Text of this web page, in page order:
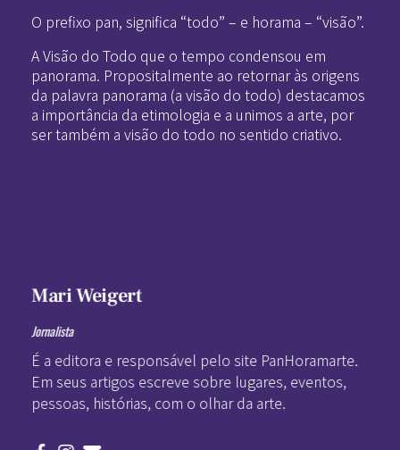
O prefixo pan, significa “todo” – e horama – “visão”.
A Visão do Todo que o tempo condensou em
panorama. Propositalmente ao retornar às origens
da palavra panorama (a visão do todo) destacamos
a importância da etimologia e a unimos a arte, por
ser também a visão do todo no sentido criativo.
Mari Weigert
Jornalista
É a editora e responsável pelo site PanHoramarte.
Em seus artigos escreve sobre lugares, eventos,
pessoas, histórias, com o olhar da arte.